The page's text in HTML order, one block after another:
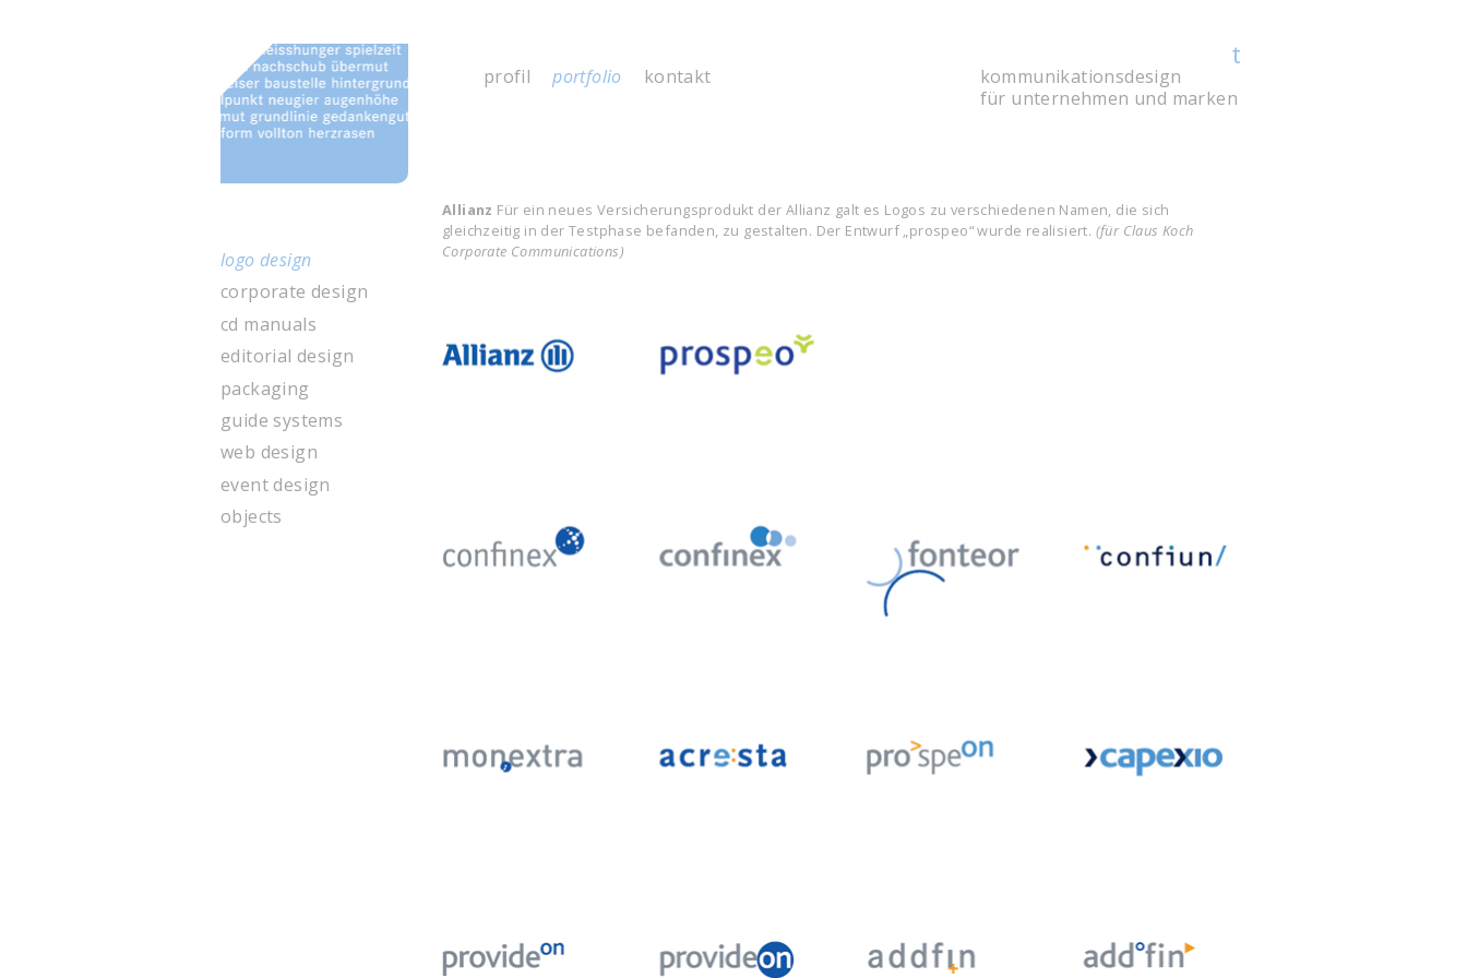
til.design
t
kommunikations­design
für unter­nehmen und marken
profil portfolio kontakt
logo design
corporate design
cd manuals
editorial design
packaging
guide systems
web design
event design
objects
Allianz Für ein neues Versicherungsprodukt der Allianz galt es Logos zu verschiedenen Namen, die sich
gleichzeitig in der Testphase befanden, zu gestalten. Der Entwurf „prospeo“ wurde realisiert. (für Claus Koch
Corporate Communications)